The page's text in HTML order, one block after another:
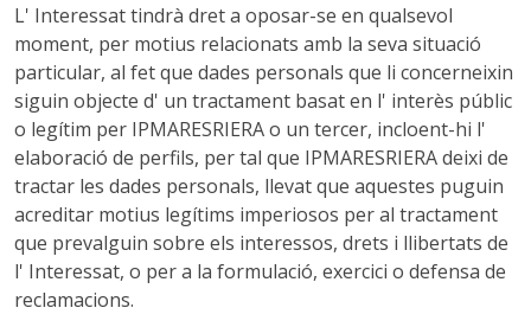
L' Interessat tindrà dret a oposar-se en qualsevol
moment, per motius relacionats amb la seva situació
particular, al fet que dades personals que li concerneixin
siguin objecte d' un tractament basat en l' interès públic
o legítim per IPMARESRIERA o un tercer, incloent-hi l'
elaboració de perfils, per tal que IPMARESRIERA deixi de
tractar les dades personals, llevat que aquestes puguin
acreditar motius legítims imperiosos per al tractament
que prevalguin sobre els interessos, drets i llibertats de
l' Interessat, o per a la formulació, exercici o defensa de
reclamacions.